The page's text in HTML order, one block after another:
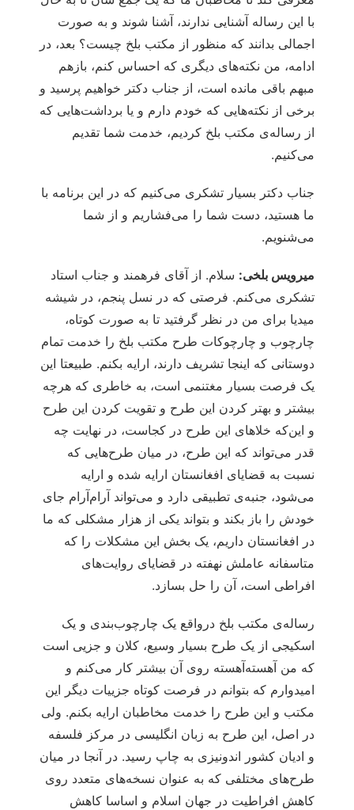
با این رساله آشنایی ندارند، آشنا شوند و به صورت
اجمالی بدانند که منظور از مکتب بلخ چیست؟ بعد، در
ادامه، من نکته‌های دیگری که احساس کنم، بازهم
مبهم باقی مانده است، از جناب دکتر خواهیم پرسید و
برخی از نکته‌هایی که خودم دارم و یا برداشت‌هایی که
از رساله‌ی مکتب بلخ کردیم، خدمت شما تقدیم
می‌کنیم.
جناب دکتر بسیار تشکری می‌کنیم که در این برنامه با
ما هستید، دست شما را می‌فشاریم و از شما
می‌شنویم.
میرویس بلخی: سلام. از آقای فرهمند و جناب استاد
تشکری می‌کنم. فرصتی که در نسل پنجم، در شیشه
میدیا برای من در نظر گرفتید تا به صورت کوتاه،
چارچوب و چارچوکات طرح مکتب بلخ را خدمت تمام
دوستانی که اینجا تشریف دارند، ارایه بکنم. طبیعتا این
یک فرصت بسیار مغتنمی است، به خاطری که هرچه
بیشتر و بهتر کردن این طرح و تقویت کردن این طرح
و این‌که خلاهای این طرح در کجاست، در نهایت چه
قدر می‌تواند که این طرح، در میان طرح‌هایی که
نسبت به قضایای افغانستان ارایه شده و ارایه
می‌شود، جنبه‌ی تطبیقی دارد و می‌تواند آرام‌آرام جای
خودش را باز بکند و بتواند یکی از هزار مشکلی که ما
در افغانستان داریم، یک بخش این مشکلات را که
متاسفانه عاملش نهفته در قضایای روایت‌های
افراطی است، آن را حل بسازد.
رساله‌ی مکتب بلخ درواقع یک چارچوب‌بندی و یک
اسکیجی از یک طرح بسیار وسیع، کلان و جزیی است
که من آهسته‌آهسته روی آن بیشتر کار می‌کنم و
امیدوارم که بتوانم در فرصت کوتاه جزییات دیگر این
مکتب و این طرح را خدمت مخاطبان ارایه بکنم. ولی
در اصل، این طرح به زبان انگلیسی در مرکز فلسفه
و ادیان کشور اندونیزی به چاپ رسید. در آنجا در میان
طرح‌های مختلفی که به عنوان نسخه‌های متعدد روی
کاهش افراطیت در جهان اسلام و اساسا کاهش